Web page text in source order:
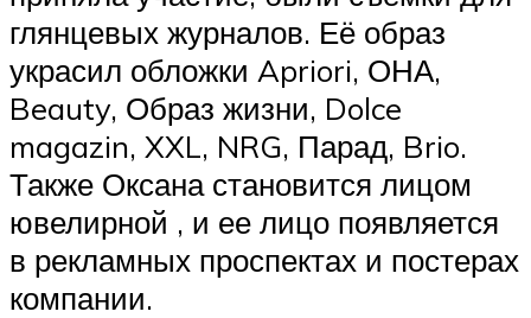
глянцевых журналов. Её образ
украсил обложки Apriori, ОНА,
Beauty, Образ жизни, Dolce
magazin, XXL, NRG, Парад, Brio.
Также Оксана становится лицом
ювелирной , и ее лицо появляется
в рекламных проспектах и постерах
компании.